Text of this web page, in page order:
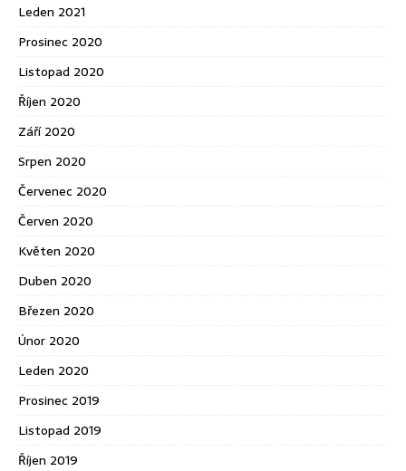
Leden 2021
Prosinec 2020
Listopad 2020
Říjen 2020
Září 2020
Srpen 2020
Červenec 2020
Červen 2020
Květen 2020
Duben 2020
Březen 2020
Únor 2020
Leden 2020
Prosinec 2019
Listopad 2019
Říjen 2019